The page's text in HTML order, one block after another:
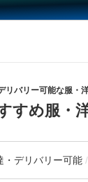
リバリー可能な服・
すめ服・
・デリバリー可能